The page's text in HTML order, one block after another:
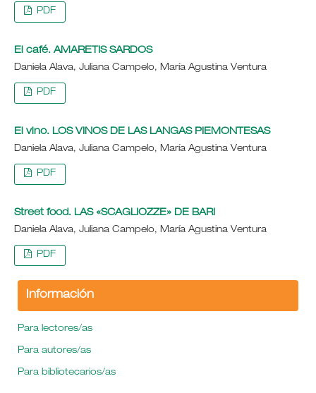
PDF
El café. AMARETIS SARDOS
Daniela Alava, Juliana Campelo, María Agustina Ventura
PDF
El vino. LOS VINOS DE LAS LANGAS PIEMONTESAS
Daniela Alava, Juliana Campelo, María Agustina Ventura
PDF
Street food. LAS «SCAGLIOZZE» DE BARI
Daniela Alava, Juliana Campelo, María Agustina Ventura
PDF
Información
Para lectores/as
Para autores/as
Para bibliotecarios/as